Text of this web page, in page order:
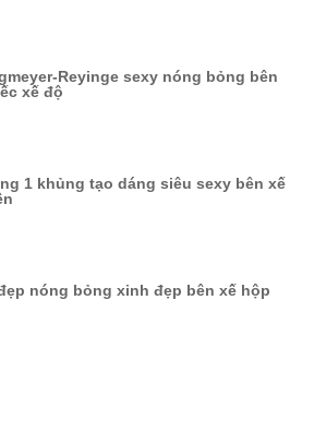
Reyinge sexy nóng bỏng bên
xế độ
1 khủng tạo dáng siêu sexy bên xế
nóng bỏng xinh đẹp bên xế hộp